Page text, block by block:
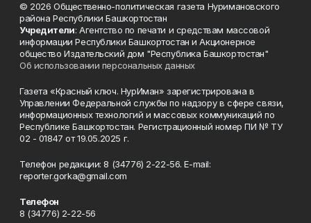
© 2026 Общественно-политическая газета Нуримановского
района Республики Башкортостан
Учредители: Агентство по печати и средствам массовой
информации Республики Башкортостан и Акционерное
общество Издательский дом "Республика Башкортостан"
Об использовании персональных данных
Газета «Красный ключ. НурИман» зарегистрирована в
Управлении Федеральной службы по надзору в сфере связи,
информационных технологий и массовых коммуникаций по
Республике Башкортостан. Регистрационный номер ПИ № ТУ
02 - 01847 от 19.05.2025 г.
Телефон редакции: 8 (34776) 2-22-56. E-mail:
reporter.gorka@gmail.com
Телефон
8 (34776) 2-22-56